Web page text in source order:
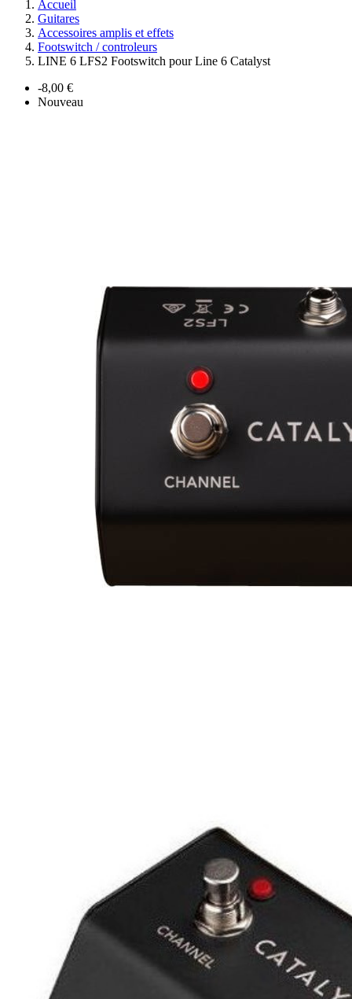
Accueil
Guitares
Accessoires amplis et effets
Footswitch / controleurs
LINE 6 LFS2 Footswitch pour Line 6 Catalyst
-8,00 €
Nouveau